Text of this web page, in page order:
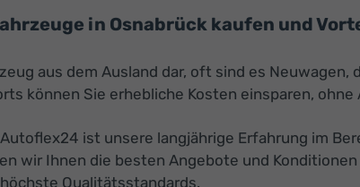
in Osnabrück kaufen und
aus dem Ausland dar, oft sind es
können Sie erhebliche Kosten einsparen,
ist unsere langjährige Erfahrung im
wir Ihnen die besten Angebote und
Qualitätsstandards.